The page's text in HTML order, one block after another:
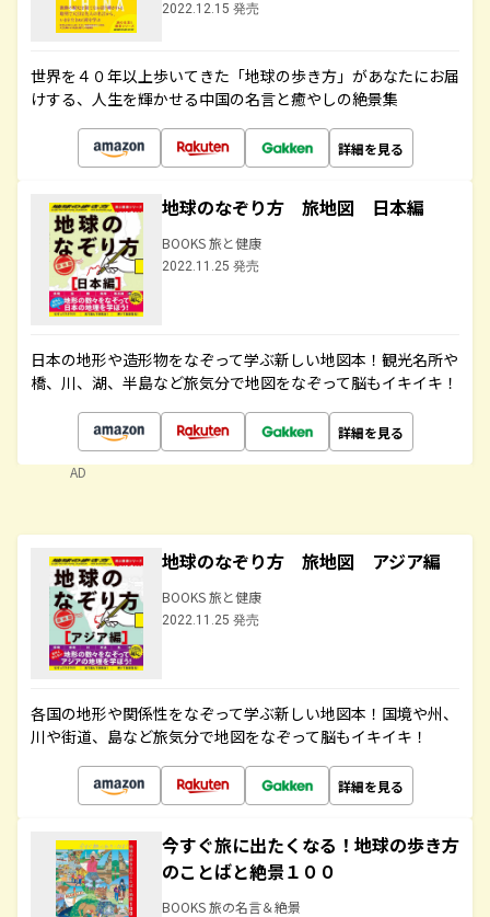
2022.12.15 発売
世界を４０年以上歩いてきた「地球の歩き方」があなたにお届
けする、人生を輝かせる中国の名言と癒やしの絶景集
詳細を見る
地球のなぞり方 旅地図 日本編
BOOKS 旅と健康
2022.11.25 発売
日本の地形や造形物をなぞって学ぶ新しい地図本！観光名所や
橋、川、湖、半島など旅気分で地図をなぞって脳もイキイキ！
詳細を見る
AD
地球のなぞり方 旅地図 アジア編
BOOKS 旅と健康
2022.11.25 発売
各国の地形や関係性をなぞって学ぶ新しい地図本！国境や州、
川や街道、島など旅気分で地図をなぞって脳もイキイキ！
詳細を見る
今すぐ旅に出たくなる！地球の歩き方
のことばと絶景１００
BOOKS 旅の名言＆絶景